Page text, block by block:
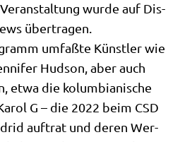
wur­de auf Dis­
über­tra­gen.
umfaß­te Künst­ler wie
Hud­son, aber auch
etwa die kolum­bia­ni­sche
G – die 2022 beim CSD
auf­trat und deren Wer­